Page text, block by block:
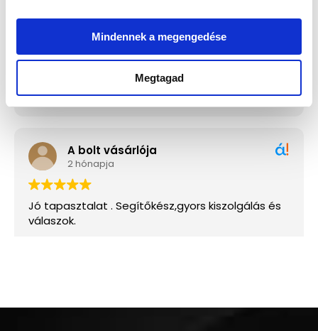
Mindennek a megengedése
Megtagad